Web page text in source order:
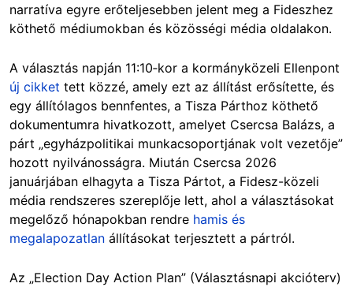
narratíva egyre erőteljesebben jelent meg a Fideszhez
köthető médiumokban és közösségi média oldalakon.
A választás napján 11:10‑kor a kormányközeli Ellenpont
új cikket tett közzé, amely ezt az állítást erősítette, és
egy állítólagos bennfentes, a Tisza Párthoz köthető
dokumentumra hivatkozott, amelyet Csercsa Balázs, a
párt „egyházpolitikai munkacsoportjának volt vezetője”
hozott nyilvánosságra. Miután Csercsa 2026
januárjában elhagyta a Tisza Pártot, a Fidesz-közeli
média rendszeres szereplője lett, ahol a választásokat
megelőző hónapokban rendre hamis és
megalapozatlan állításokat terjesztett a pártról.
Az „Election Day Action Plan” (Választásnapi akcióterv)